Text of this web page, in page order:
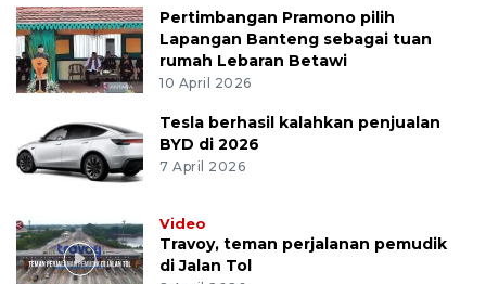
Pertimbangan Pramono pilih
Lapangan Banteng sebagai tuan
rumah Lebaran Betawi
10 April 2026
Tesla berhasil kalahkan penjualan
BYD di 2026
7 April 2026
Video
Travoy, teman perjalanan pemudik
di Jalan Tol